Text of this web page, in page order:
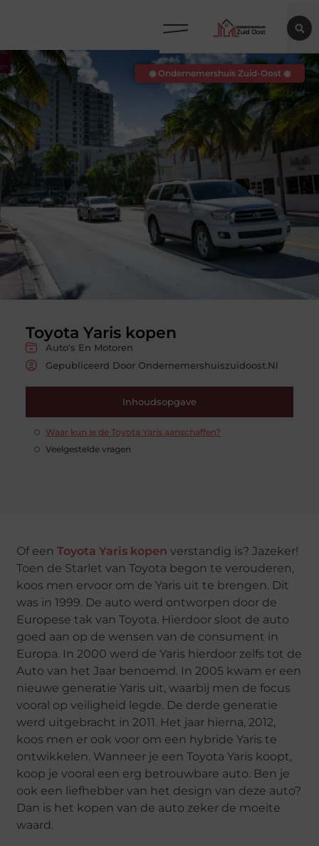
Toyota Yaris kopen
Auto's En Motoren
Gepubliceerd Door Ondernemershuiszuidoost.nl
Inhoudsopgave
Waar kun je de Toyota Yaris aanschaffen?
Veelgestelde vragen
◉ Ondernemershuis Zuid-Oost ◉
Of eenToyota Yaris kopen verstandig is? Jazeker!
Toen de Starlet van Toyota begon te verouderen,
koos men ervoor om de Yaris uit te brengen. Dit
was in 1999. De auto werd ontworpen door de
Europese tak van Toyota. Hierdoor sloot de auto
goed aan op de wensen van de consument in
Europa. In 2000 werd de Yaris hierdoor zelfs tot de
Auto van het Jaar benoemd. In 2005 kwam er een
nieuwe generatie Yaris uit, waarbij men de focus
vooral op veiligheid legde. De derde generatie
werd uitgebracht in 2011. Het jaar hierna, 2012,
koos men er ook voor om een hybride Yaris te
ontwikkelen. Wanneer je een Toyota Yaris koopt,
koop je vooral een erg betrouwbare auto. Ben je
ook een liefhebber van het design van deze auto?
Dan is het kopen van de auto zeker de moeite
waard.